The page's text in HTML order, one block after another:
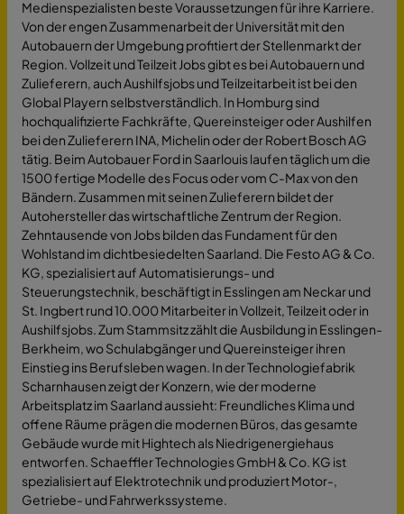
Medienspezialisten beste Voraussetzungen für ihre Karriere.
Von der engen Zusammenarbeit der Universität mit den
Autobauern der Umgebung profitiert der Stellenmarkt der
Region. Vollzeit und Teilzeit Jobs gibt es bei Autobauern und
Zulieferern, auch Aushilfsjobs und Teilzeitarbeit ist bei den
Global Playern selbstverständlich. In Homburg sind
hochqualifizierte Fachkräfte, Quereinsteiger oder Aushilfen
bei den Zulieferern INA, Michelin oder der Robert Bosch AG
tätig. Beim Autobauer Ford in Saarlouis laufen täglich um die
1500 fertige Modelle des Focus oder vom C-Max von den
Bändern. Zusammen mit seinen Zulieferern bildet der
Autohersteller das wirtschaftliche Zentrum der Region.
Zehntausende von Jobs bilden das Fundament für den
Wohlstand im dichtbesiedelten Saarland. Die Festo AG & Co.
KG, spezialisiert auf Automatisierungs- und
Steuerungstechnik, beschäftigt in Esslingen am Neckar und
St. Ingbert rund 10.000 Mitarbeiter in Vollzeit, Teilzeit oder in
Aushilfsjobs. Zum Stammsitz zählt die Ausbildung in Esslingen-
Berkheim, wo Schulabgänger und Quereinsteiger ihren
Einstieg ins Berufsleben wagen. In der Technologiefabrik
Scharnhausen zeigt der Konzern, wie der moderne
Arbeitsplatz im Saarland aussieht: Freundliches Klima und
offene Räume prägen die modernen Büros, das gesamte
Gebäude wurde mit Hightech als Niedrigenergiehaus
entworfen. Schaeffler Technologies GmbH & Co. KG ist
spezialisiert auf Elektrotechnik und produziert Motor-,
Getriebe- und Fahrwerkssysteme.